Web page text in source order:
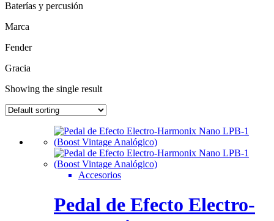
Baterías y percusión
Marca
Fender
Gracia
Showing the single result
Accesorios
Pedal de Efecto Electro-